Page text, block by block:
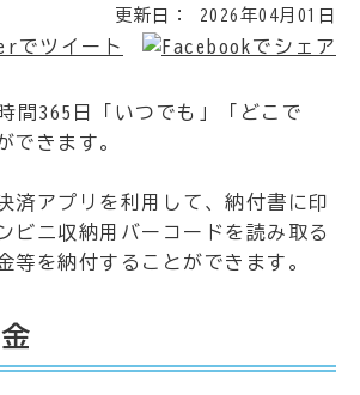
更新日： 2026年04月01日
間365日「いつでも」「どこで
できます。
済アプリを利用して、納付書に印
ビニ収納用バーコードを読み取る
等を納付することができます。